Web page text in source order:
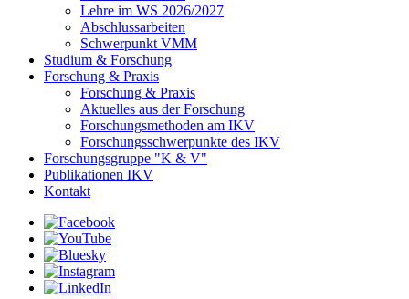
Lehre im WS 2026/2027
Abschlussarbeiten
Schwerpunkt VMM
Studium & Forschung
Forschung & Praxis
Forschung & Praxis
Aktuelles aus der Forschung
Forschungsmethoden am IKV
Forschungsschwerpunkte des IKV
Forschungsgruppe "K & V"
Publikationen IKV
Kontakt